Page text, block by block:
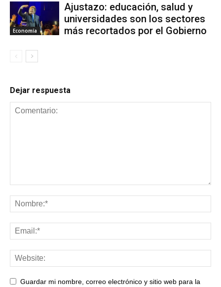
Economía
Ajustazo: educación, salud y
universidades son los sectores
más recortados por el Gobierno
Dejar respuesta
Guardar mi nombre, correo electrónico y sitio web para la